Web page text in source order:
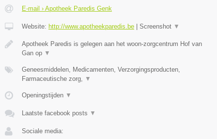
E-mail › Apotheek Paredis Genk
Website: http://www.apotheekparedis.be Screenshot ▼
Apotheek Paredis is gelegen aan het woon-zorgcentrum Hof van
Gan op ▼
Geneesmiddelen, Medicamenten, Verzorgingsproducten,
Farmaceutische zorg, ▼
Openingstijden ▼
Laatste facebook posts ▼
Sociale media: